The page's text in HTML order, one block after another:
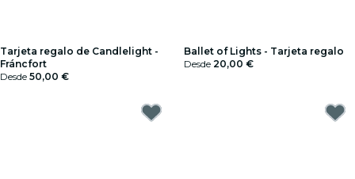
Tarjeta regalo de Candlelight -
Fráncfort
Desde 50,00 €
Ballet of Lights - Tarjeta regalo
Desde 20,00 €